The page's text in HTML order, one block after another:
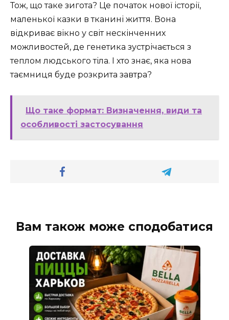
Тож, що таке зигота? Це початок нової історії,
маленької казки в тканині життя. Вона
відкриває вікно у світ нескінченних
можливостей, де генетика зустрічається з
теплом людського тіла. І хто знає, яка нова
таємниця буде розкрита завтра?
Що таке формат: Визначення, види та
особливості застосування
Вам також може сподобатися